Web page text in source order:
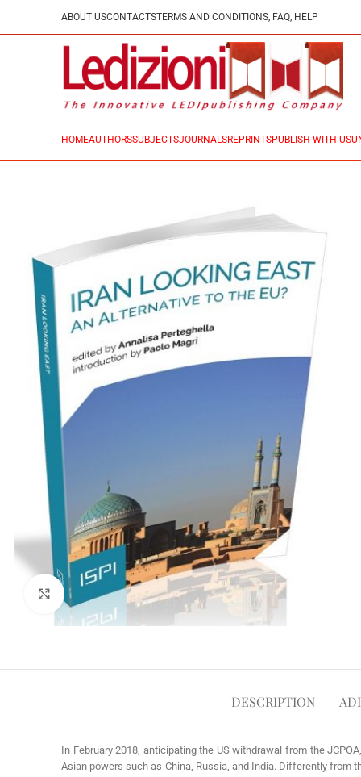
ABOUT USCONTACTSTERMS AND CONDITIONS, FAQ, HELP
HOMEAUTHORSSUBJECTSJOURNALSREPRINTSPUBLISH WITH US
Click to enlarge
DESCRIPTION
In February 2018, anticipating the US withdrawal from the
Asian powers such as China, Russia, and India. Differently from